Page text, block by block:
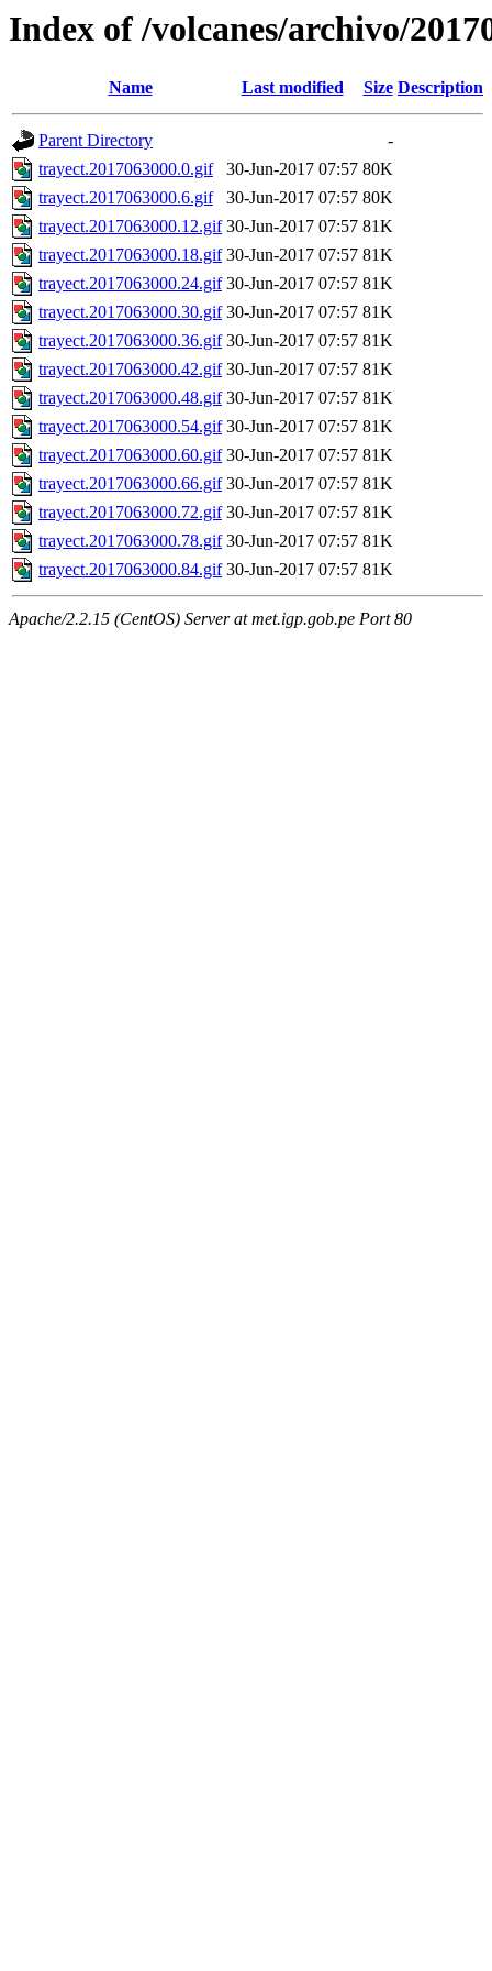
Index of /volcanes/archivo/
Name Last modified Size Description
Parent Directory
-
trayect.2017063000.0.gif
30-Jun-2017 07:57 80K
trayect.2017063000.6.gif
30-Jun-2017 07:57 80K
trayect.2017063000.12.gif 30-Jun-2017 07:57 81K
trayect.2017063000.18.gif 30-Jun-2017 07:57 81K
trayect.2017063000.24.gif 30-Jun-2017 07:57 81K
trayect.2017063000.30.gif 30-Jun-2017 07:57 81K
trayect.2017063000.36.gif 30-Jun-2017 07:57 81K
trayect.2017063000.42.gif 30-Jun-2017 07:57 81K
trayect.2017063000.48.gif 30-Jun-2017 07:57 81K
trayect.2017063000.54.gif 30-Jun-2017 07:57 81K
trayect.2017063000.60.gif 30-Jun-2017 07:57 81K
trayect.2017063000.66.gif 30-Jun-2017 07:57 81K
trayect.2017063000.72.gif 30-Jun-2017 07:57 81K
trayect.2017063000.78.gif 30-Jun-2017 07:57 81K
trayect.2017063000.84.gif 30-Jun-2017 07:57 81K
Apache/2.2.15 (CentOS) Server at met.igp.gob.pe Port 80